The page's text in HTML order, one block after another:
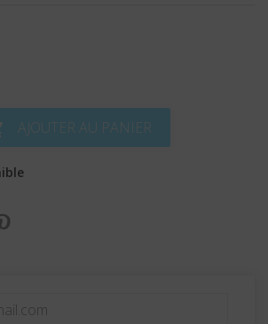
AJOUTER AU PANIER